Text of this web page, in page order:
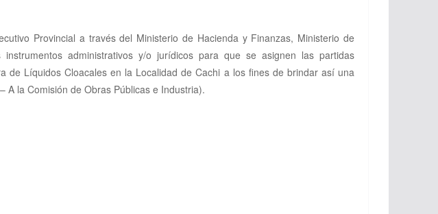
Provincial a través del Ministerio de Hacienda y Finanzas, Ministerio de
administrativos y/o jurídicos para que se asignen las partidas
Líquidos Cloacales en la Localidad de Cachi a los fines de brindar así una
A la Comisión de Obras Públicas e Industria).